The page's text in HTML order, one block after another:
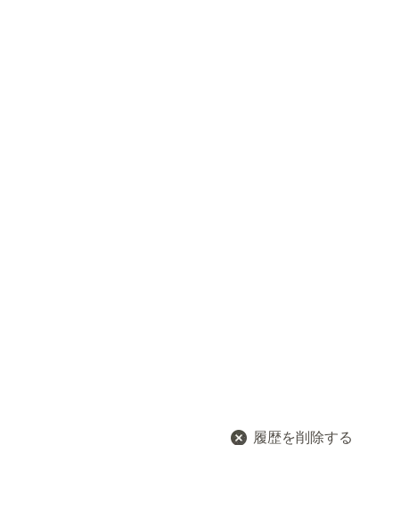
履歴を削除する